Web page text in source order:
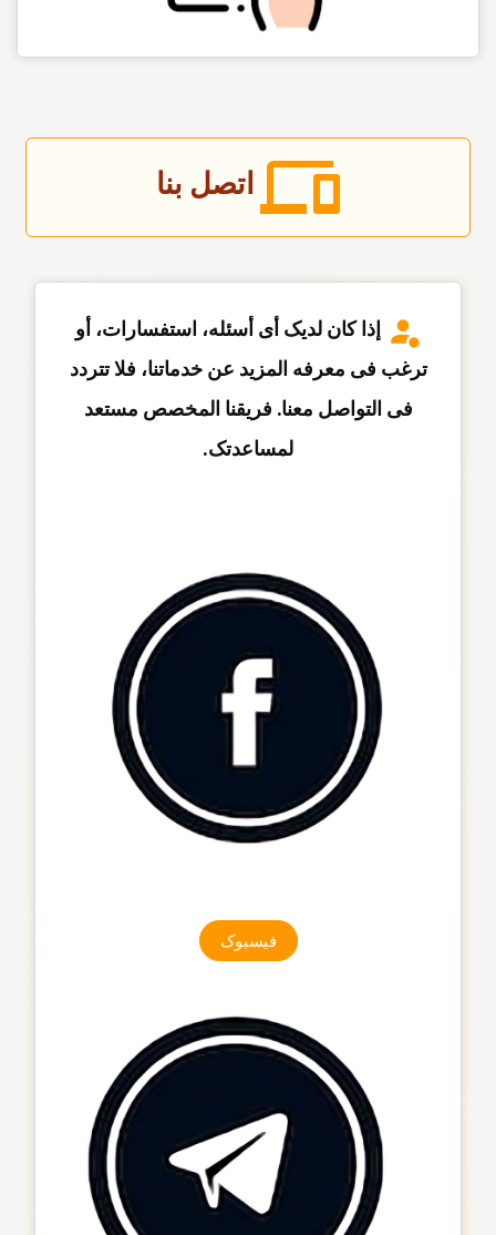
اتصل بنا
إذا کان لدیک أی أسئله، استفسارات، أو
ترغب فی معرفه المزید عن خدماتنا، فلا تتردد
فی التواصل معنا. فریقنا المخصص مستعد
لمساعدتک.
فیسبوک